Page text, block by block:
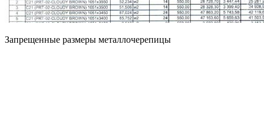
Запрещенные размеры металлочерепицы